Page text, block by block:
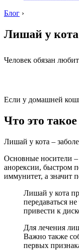
Блог ›
Лишай у
Человек обязан
Если у домашней
Что это
Лишай у кота –
Основные носители –
анорексии, быстром
иммунитет, а значит
Лишай у кота
передаваться
привести к
Для лечения
Важно также
первых